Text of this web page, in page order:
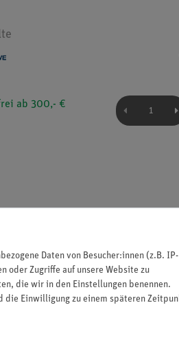
ab 300,- €
in zwei gleiche kohärente
Daten von Besucher:innen (z.B. IP-
oder Zugriffe auf unsere Website zu
die wir in den Einstellungen benennen.
die Einwilligung zu einem späteren